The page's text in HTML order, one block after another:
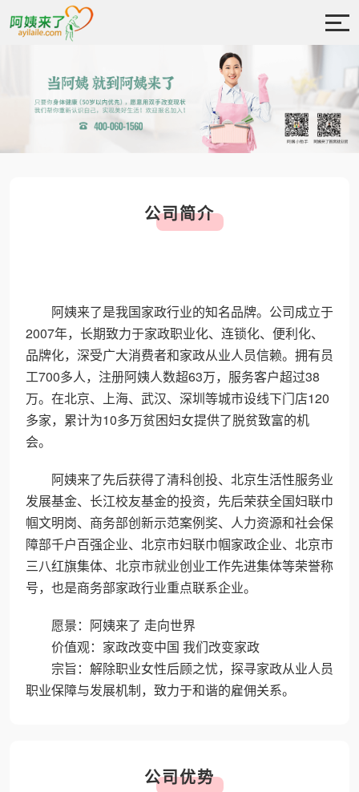
公司简介
阿姨来了是我国家政行业的知名品牌。公司成立于
2007年，长期致力于家政职业化、连锁化、便利化、
品牌化，深受广大消费者和家政从业人员信赖。拥有员
工700多人，注册阿姨人数超63万，服务客户超过38
万。在北京、上海、武汉、深圳等城市设线下门店120
多家，累计为10多万贫困妇女提供了脱贫致富的机
会。
阿姨来了先后获得了清科创投、北京生活性服务业
发展基金、长江校友基金的投资，先后荣获全国妇联巾
帼文明岗、商务部创新示范案例奖、人力资源和社会保
障部千户百强企业、北京市妇联巾帼家政企业、北京市
三八红旗集体、北京市就业创业工作先进集体等荣誉称
号，也是商务部家政行业重点联系企业。
愿景：阿姨来了 走向世界
价值观：家政改变中国 我们改变家政
宗旨：解除职业女性后顾之忧，探寻家政从业人员
职业保障与发展机制，致力于和谐的雇佣关系。
公司优势